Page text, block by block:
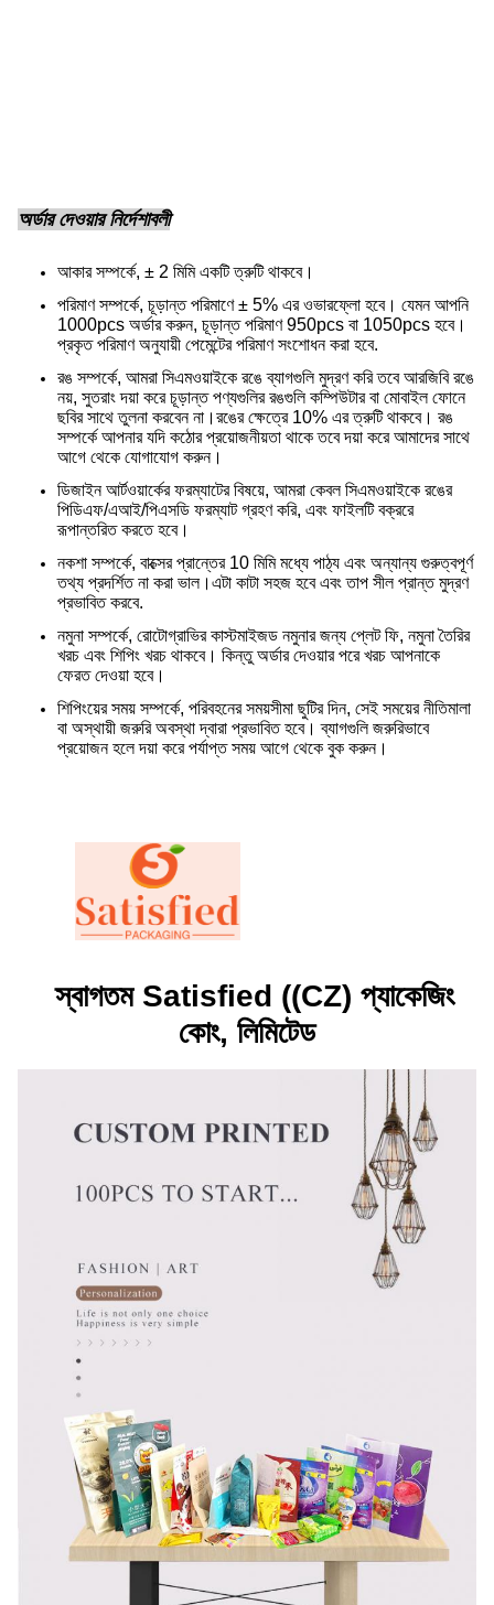
অর্ডার দেওয়ার নির্দেশাবলী
আকার সম্পর্কে, ± 2 মিমি একটি ত্রুটি থাকবে।
পরিমাণ সম্পর্কে, চূড়ান্ত পরিমাণে ± 5% এর ওভারফ্লো হবে। যেমন আপনি
1000pcs অর্ডার করুন, চূড়ান্ত পরিমাণ 950pcs বা 1050pcs হবে।
প্রকৃত পরিমাণ অনুযায়ী পেমেন্টের পরিমাণ সংশোধন করা হবে.
রঙ সম্পর্কে, আমরা সিএমওয়াইকে রঙে ব্যাগগুলি মুদ্রণ করি তবে আরজিবি রঙে
নয়, সুতরাং দয়া করে চূড়ান্ত পণ্যগুলির রঙগুলি কম্পিউটার বা মোবাইল ফোনে
ছবির সাথে তুলনা করবেন না। রঙের ক্ষেত্রে 10% এর ত্রুটি থাকবে। রঙ
সম্পর্কে আপনার যদি কঠোর প্রয়োজনীয়তা থাকে তবে দয়া করে আমাদের সাথে
আগে থেকে যোগাযোগ করুন।
ডিজাইন আর্টওয়ার্কের ফরম্যাটের বিষয়ে, আমরা কেবল সিএমওয়াইকে রঙের
পিডিএফ/এআই/পিএসডি ফরম্যাট গ্রহণ করি, এবং ফাইলটি বক্ররে
রূপান্তরিত করতে হবে।
নকশা সম্পর্কে, বাক্সের প্রান্তের 10 মিমি মধ্যে পাঠ্য এবং অন্যান্য গুরুত্বপূর্ণ
তথ্য প্রদর্শিত না করা ভাল।এটা কাটা সহজ হবে এবং তাপ সীল প্রান্ত মুদ্রণ
প্রভাবিত করবে.
নমুনা সম্পর্কে, রোটোগ্রাভির কাস্টমাইজড নমুনার জন্য প্লেট ফি, নমুনা তৈরির
খরচ এবং শিপিং খরচ থাকবে। কিন্তু অর্ডার দেওয়ার পরে খরচ আপনাকে
ফেরত দেওয়া হবে।
শিপিংয়ের সময় সম্পর্কে, পরিবহনের সময়সীমা ছুটির দিন, সেই সময়ের নীতিমালা
বা অস্থায়ী জরুরি অবস্থা দ্বারা প্রভাবিত হবে। ব্যাগগুলি জরুরিভাবে
প্রয়োজন হলে দয়া করে পর্যাপ্ত সময় আগে থেকে বুক করুন।
স্বাগতম Satisfied ((CZ) প্যাকেজিং
কোং, লিমিটেড